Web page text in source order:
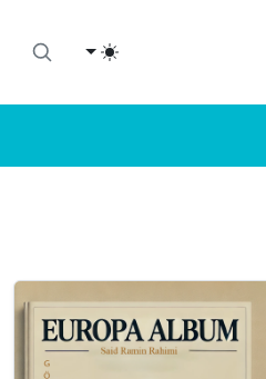
Toggle theme